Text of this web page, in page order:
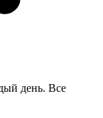
день. Все